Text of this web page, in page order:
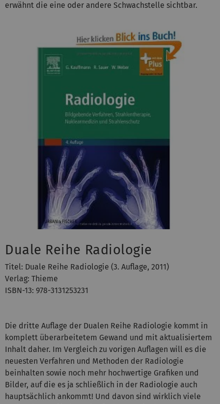
erwähnt die eine oder andere Schwachstelle sichtbar.
Duale Reihe Radiologie
Titel: Duale Reihe Radiologie (3. Auflage, 2011)
Verlag: Thieme
ISBN-13: 978-3131253231
Die dritte Auflage der Dualen Reihe Radiologie kommt in
komplett überarbeitetem Gewand und mit aktualisiertem
Inhalt daher. Im Vergleich zu vorigen Auflagen will es die
neuesten Verfahren und Methoden der Radiologie
beinhalten sowie noch mehr hochwertige Grafiken und
Bilder, auf die es ja schließlich in der Radiologie auch
hauptsächlich ankommt! Und davon sind wirklich viele